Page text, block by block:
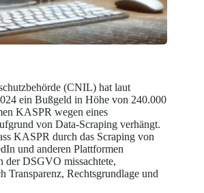
(CNIL) hat laut
ein Bußgeld in Höhe von 240.000
KASPR wegen eines
von Data-Scraping verhängt.
KASPR durch das Scraping von
und anderen Plattformen
der DSGVO missachtete,
Transparenz, Rechtsgrundlage und